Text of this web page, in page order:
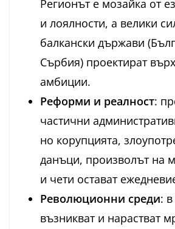
Регионът е мозайка от
и лоялности, а велики
балкански държави
Сърбия) проектират
амбиции.
Реформи и реалност:
частични
но корупцията,
данъци, произволът на
и чети остават
Революционни среди:
възникват и нарастват